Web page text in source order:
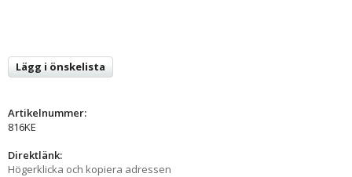
Lägg i önskelista
Artikelnummer:
816KE
Direktlänk:
Högerklicka och kopiera adressen